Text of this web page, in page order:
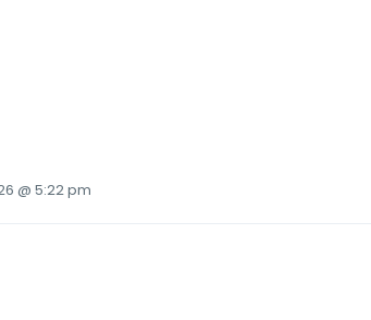
@ 5:22 pm